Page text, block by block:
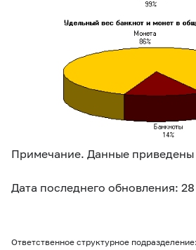
Примечание. Данные приведены
Дата последнего обновления:
Ответственное структурное подразделение: